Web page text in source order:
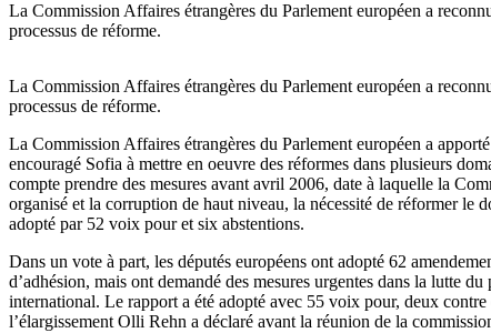
La Commission Affaires étrangères du Parlement européen a
processus de réforme.
La Commission Affaires étrangères du Parlement européen a
processus de réforme.
La Commission Affaires étrangères du Parlement européen a
encouragé Sofia à mettre en oeuvre des réformes dans plusieurs
compte prendre des mesures avant avril 2006, date à laquelle la
organisé et la corruption de haut niveau, la nécessité de réformer
adopté par 52 voix pour et six abstentions.
Dans un vote à part, les députés européens ont adopté 62
d’adhésion, mais ont demandé des mesures urgentes dans la lutte
international. Le rapport a été adopté avec 55 voix pour, deux
l’élargissement Olli Rehn a déclaré avant la réunion de la